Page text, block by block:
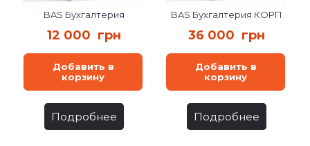
BAS Бухгалтерия
12 000 грн
Добавить в
корзину
Подробнее
BAS Бухгалтерия КОРП
36 000 грн
Добавить в
корзину
Подробнее